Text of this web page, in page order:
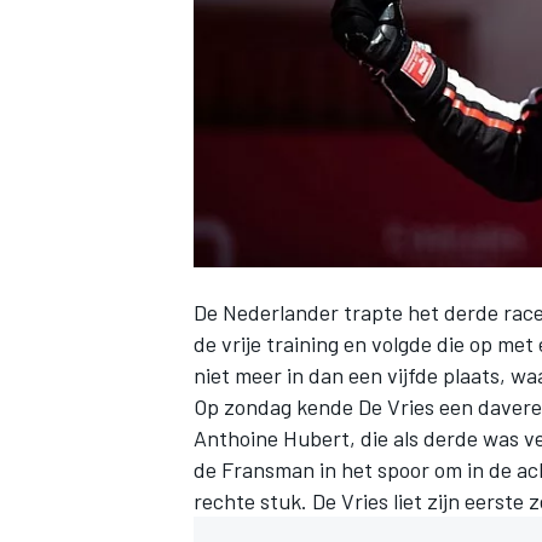
WEC
De Nederlander trapte het derde
de vrije training en volgde die op
niet meer in dan een vijfde plaats,
Op zondag kende De Vries een
Anthoine Hubert, die als derde was
de Fransman in het spoor om in de
rechte stuk. De Vries liet zijn eerste